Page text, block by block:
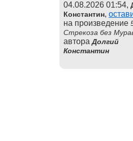
04.08.2026 01:54,
Константин,
на произведение
Стрекоза без
автораДолгий
Константин